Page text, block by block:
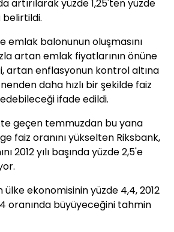
artırılarak yüzde 1,25'ten yüzde
belirtildi.
emlak balonunun oluşmasını
artan emlak fiyatlarının önüne
artan enflasyonun kontrol altına
daha hızlı bir şekilde faiz
ifade edildi.
geçen temmuzdan bu yana
faiz oranını yükselten Riksbank,
2012 yılı başında yüzde 2,5'e
ülke ekonomisinin yüzde 4,4, 2012
oranında büyüyeceğini tahmin